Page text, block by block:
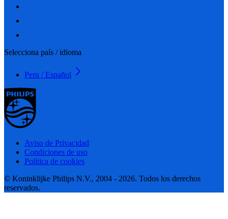
Selecciona país / idioma
Peru / Español
Aviso de Privacidad
Condiciones de uso
Política de cookies
© Koninklijke Philips N.V., 2004 - 2026. Todos los derechos
reservados.